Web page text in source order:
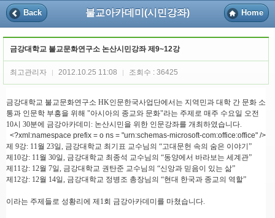
Back 불교아카데미(시민강좌) Home
금강대학교 불교문화연구소 논산시민강좌 제9~12강
최고관리자 2012.10.25 11:08 조회수 : 36425
금강대학교 불교문화연구소 HK인문한국사업단에서는 지역민과 대학 간 문화 소
통과 인문학 부흥을 위해 "아시아의 종교와 문화"라는 주제로 매주 수요일 오전
10시 30분에 금강아카데미: 논산시민을 위한 인문강좌를 개최하였습니다.
<?xml:namespace prefix = o ns = "urn:schemas-microsoft-com:office:office" />
제 9강: 11월 23일, 금강대학교 최기표 교수님의 “고대문헌 속의 숨은 이야기”
제10강: 11월 30일, 금강대학교 최종석 교수님의 “동양에서 바라보는 세계관”
제11강: 12월 7일, 금강대학교 권탄준 교수님의 “신앙과 믿음이 있는 삶”
제12강: 12월 14일, 금강대학교 정병조 총장님의 “현대 한국과 종교의 역할”
이라는 주제들로 성황리에 제1회 금강아카데미를 마쳤습니다.